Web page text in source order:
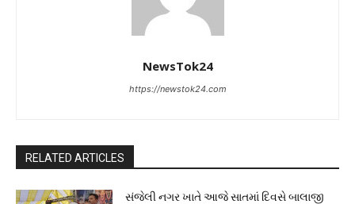
NewsTok24
https://newstok24.com
RELATED ARTICLES
સંજેલી નગર ખાતે આજે સાતમાં દિવસે બાલાજી